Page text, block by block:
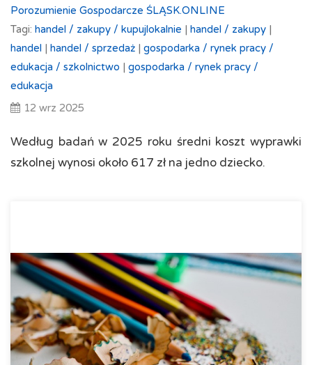
Porozumienie Gospodarcze ŚLĄSK.ONLINE
Tagi: handel / zakupy / kupujlokalnie | handel / zakupy |
handel | handel / sprzedaż | gospodarka / rynek pracy /
edukacja / szkolnictwo | gospodarka / rynek pracy /
edukacja
12 wrz 2025
Według badań w 2025 roku średni koszt wyprawki
szkolnej wynosi około 617 zł na jedno dziecko.